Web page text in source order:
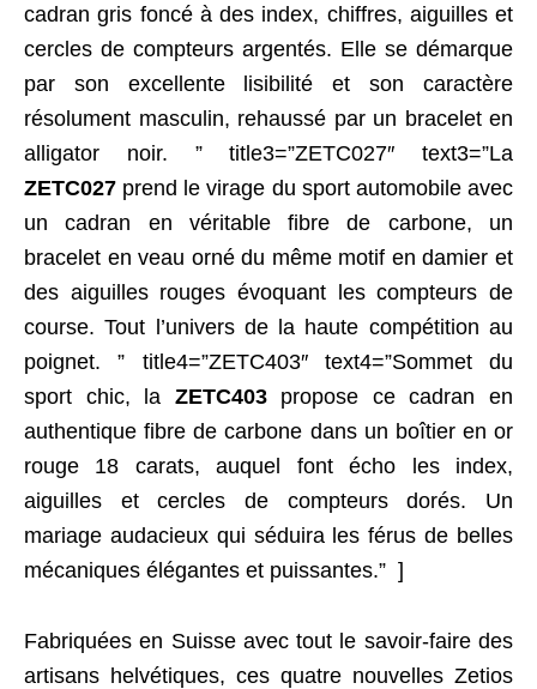
cadran gris foncé à des index, chiffres, aiguilles et
cercles de compteurs argentés. Elle se démarque
par son excellente lisibilité et son caractère
résolument masculin, rehaussé par un bracelet en
alligator noir. ” title3=”ZETC027″ text3=”La
ZETC027 prend le virage du sport automobile avec
un cadran en véritable fibre de carbone, un
bracelet en veau orné du même motif en damier et
des aiguilles rouges évoquant les compteurs de
course. Tout l’univers de la haute compétition au
poignet. ” title4=”ZETC403″ text4=”Sommet du
sport chic, la ZETC403propose ce cadran en
authentique fibre de carbone dans un boîtier en or
rouge 18 carats, auquel font écho les index,
aiguilles et cercles de compteurs dorés. Un
mariage audacieux qui séduira les férus de belles
mécaniques élégantes et puissantes.” ]
Fabriquées en Suisse avec tout le savoir-faire des
artisans helvétiques, ces quatre nouvelles Zetios